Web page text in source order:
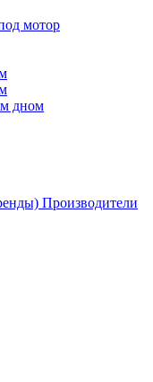
мотор
дном
Производители